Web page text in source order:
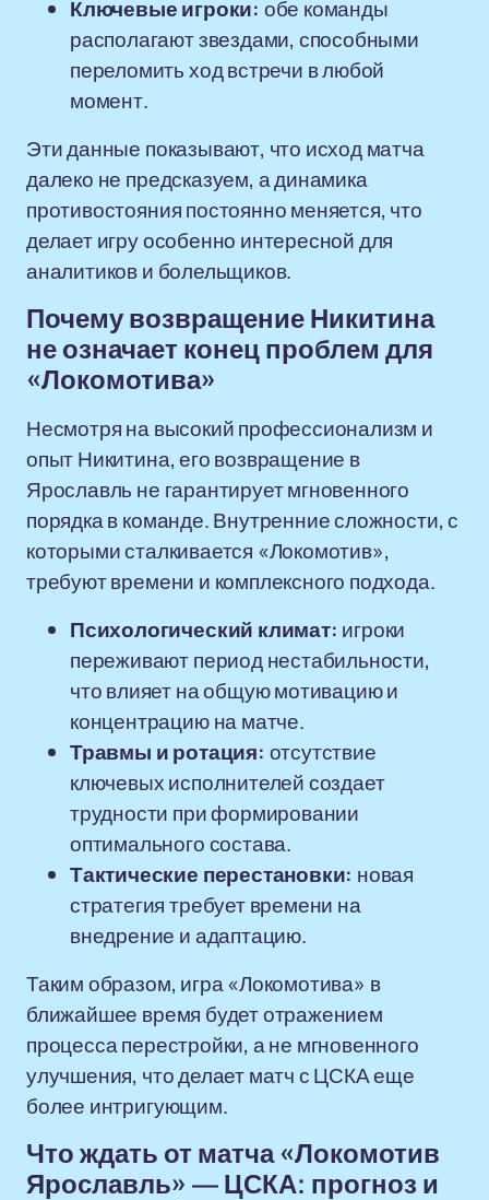
Ключевые игроки: обе команды
располагают звездами, способными
переломить ход встречи в любой
момент.
Эти данные показывают, что исход матча
далеко не предсказуем, а динамика
противостояния постоянно меняется, что
делает игру особенно интересной для
аналитиков и болельщиков.
Почему возвращение Никитина
не означает конец проблем для
«Локомотива»
Несмотря на высокий профессионализм и
опыт Никитина, его возвращение в
Ярославль не гарантирует мгновенного
порядка в команде. Внутренние сложности, с
которыми сталкивается «Локомотив»,
требуют времени и комплексного подхода.
Психологический климат: игроки
переживают период нестабильности,
что влияет на общую мотивацию и
концентрацию на матче.
Травмы и ротация: отсутствие
ключевых исполнителей создает
трудности при формировании
оптимального состава.
Тактические перестановки: новая
стратегия требует времени на
внедрение и адаптацию.
Таким образом, игра «Локомотива» в
ближайшее время будет отражением
процесса перестройки, а не мгновенного
улучшения, что делает матч с ЦСКА еще
более интригующим.
Что ждать от матча «Локомотив
Ярославль» — ЦСКА: прогноз и